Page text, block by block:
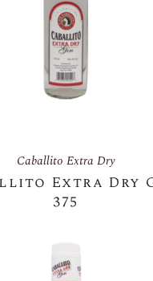
Caballito Extra Dry
Extra Dry
375